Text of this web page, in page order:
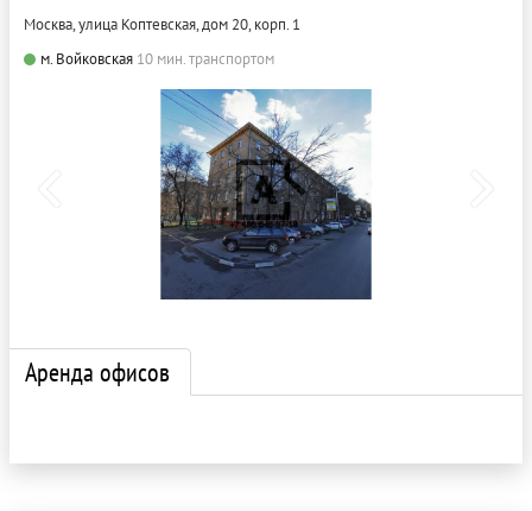
Москва, улица Коптевская, дом 20, корп. 1
м. Войковская 10 мин. транспортом
Аренда офисов